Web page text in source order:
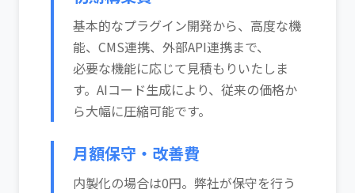
基本的なプラグイン開発から、高度な機
能、CMS連携、外部API連携まで、
必要な機能に応じて見積もりいたしま
す。AIコード生成により、従来の価格か
ら大幅に圧縮可能です。
月額保守・改善費
内製化の場合は0円。弊社が保守を行う